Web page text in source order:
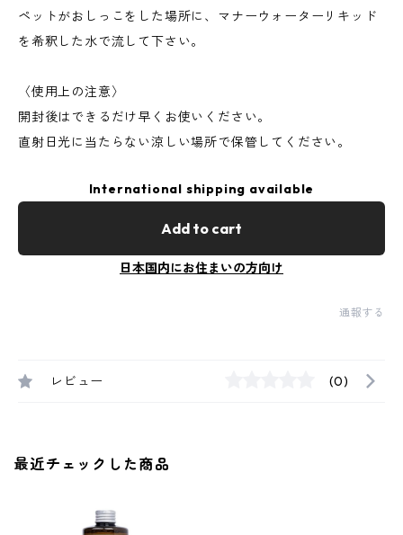
ペットがおしっこをした場所に、マナーウォーターリキッド
を希釈した水で流して下さい。
〈使用上の注意〉
開封後はできるだけ早くお使いください。
直射日光に当たらない涼しい場所で保管してください。
International shipping available
Add to cart
日本国内にお住まいの方向け
通報する
レビュー (0)
最近チェックした商品